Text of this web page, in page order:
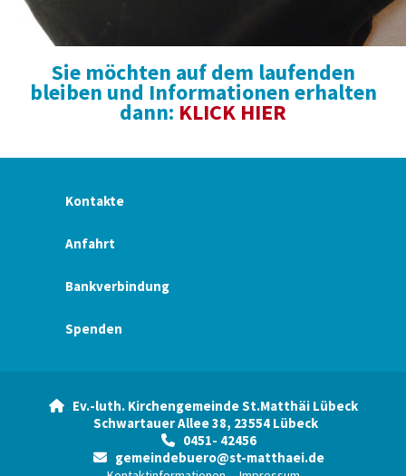
Sie möchten auf dem laufenden
bleiben und Informationen erhalten
dann: KLICK HIER
Kontakte
Anfahrt
Bankverbindung
Spenden
Ev.-luth. Kirchengemeinde St.Matthäi Lübeck
Schwartauer Allee 38, 23554 Lübeck
0451- 42456
gemeindebuero@st-matthaei.de